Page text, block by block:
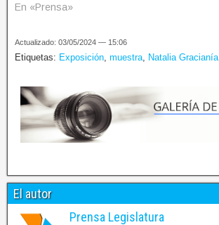
En «Prensa»
Actualizado: 03/05/2024 — 15:06
Etiquetas: Exposición muestra Natalia Gracianía
El autor
Prensa Legislatura